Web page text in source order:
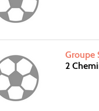
Groupe
2